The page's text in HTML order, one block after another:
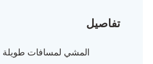
تفاصيل
المشي لمسافات طويلة